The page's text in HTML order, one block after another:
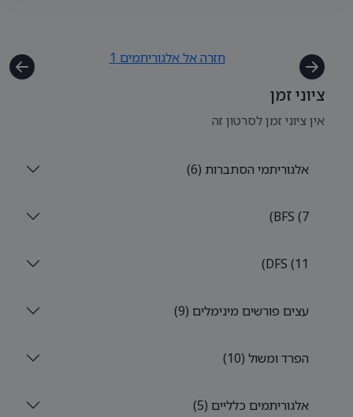
חזרה אל אלגוריתמים 1
ציוני זמן
אין ציוני זמן לסרטון זה
אלגוריתמי הסתברות (6)
BFS (7)
DFS (11)
עצים פורשים מינימלים (9)
הפרד ומשול (10)
אלגוריתמים כלליים (5)